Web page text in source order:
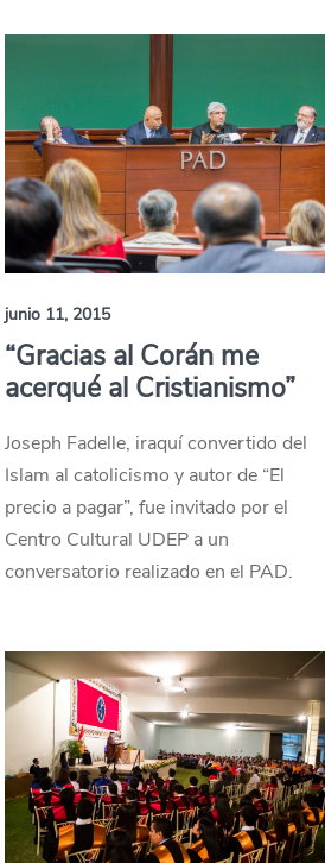
junio 11, 2015
“Gracias al Corán me
acerqué al Cristianismo”
Joseph Fadelle, iraquí convertido del
Islam al catolicismo y autor de “El
precio a pagar”, fue invitado por el
Centro Cultural UDEP a un
conversatorio realizado en el PAD.